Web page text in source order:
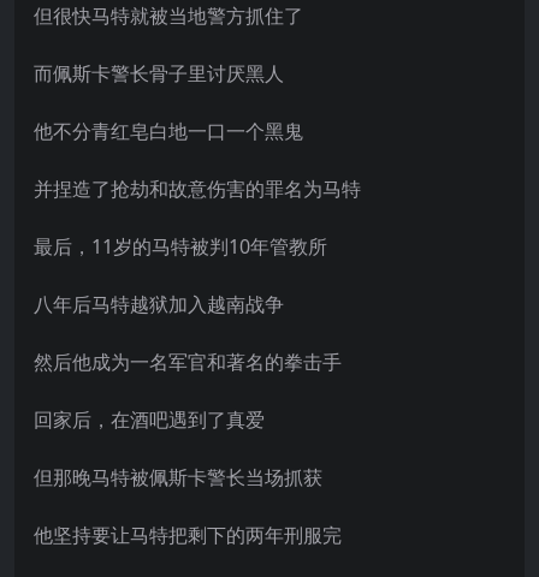
但很快马特就被当地警方抓住了
而佩斯卡警长骨子里讨厌黑人
他不分青红皂白地一口一个黑鬼
并捏造了抢劫和故意伤害的罪名为马特
最后，11岁的马特被判10年管教所
八年后马特越狱加入越南战争
然后他成为一名军官和著名的拳击手
回家后，在酒吧遇到了真爱
但那晚马特被佩斯卡警长当场抓获
他坚持要让马特把剩下的两年刑服完